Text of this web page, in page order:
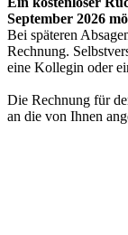
September 2026
Bei späteren
Rechnung.
eine Kollegin oder
Die Rechnung für
an die von Ihnen